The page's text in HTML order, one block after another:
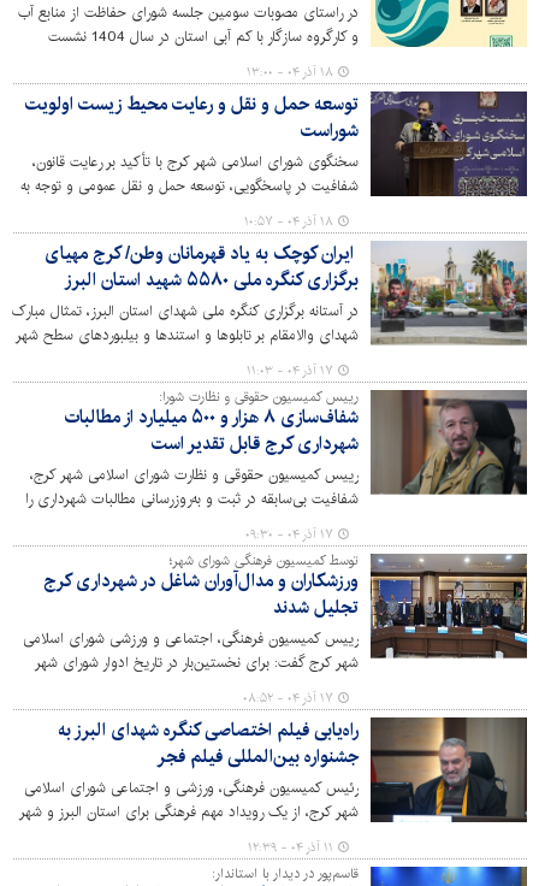
در راستای مصوبات سومین جلسه شورای حفاظت از منابع آب
و کارگروه سازگار با کم آبی استان در سال 1404 نشست
تخصصی بحران آب و آینده فضای سبز شهری به همت سازمان
سیما، منظر و فضای سبز شهری شهرداری کرج برگزار می‌شود.
۱۸ آذر ۰۴ - ۱۳:۰۰
توسعه حمل و نقل و رعایت محیط زیست اولویت
شوراست
سخنگوی شورای اسلامی شهر کرج با تأکید بر رعایت قانون،
شفافیت در پاسخگویی، توسعه حمل و نقل عمومی و توجه به
محیط زیست، گزارشی از مصوبات و اقدامات شورا ارائه و بر
شفافیت پاسخگویی مدیران اجرایی تأکید کرد.
۱۸ آذر ۰۴ - ۱۰:۵۷
ایران کوچک به یاد قهرمانان وطن/ کرج مهیای
برگزاری کنگره ملی ۵۵۸۰ شهید استان البرز
در آستانه برگزاری کنگره ملی شهدای استان البرز، تمثال مبارک
شهدای والامقام بر تابلوها و استندها و بیلبوردهای سطح شهر
نقش بسته و عطر ناب فرهنگ‌ ایثار و شهادت در محله به محله
ایران کوچک پیچیده است؛ اتفاقی مبارک در راه است!
۱۷ آذر ۰۴ - ۱۱:۰۳
رییس کمیسیون حقوقی و نظارت شورا:
شفاف‌سازی ۸ هزار و ۵۰۰ میلیارد از مطالبات
شهرداری کرج قابل تقدیر است
رییس کمیسیون حقوقی و نظارت شورای اسلامی شهر کرج،
شفافیت بی‌سابقه در ثبت و به‌روزرسانی مطالبات شهرداری را
نتیجه پیگیری‌های مستمر شورا و تلاش مجموعه حقوقی و
درآمدی شهرداری دانست و این اقدام را «قابل تقدیر» توصیف
کرد.
۱۷ آذر ۰۴ - ۰۹:۳۰
توسط کمیسیون فرهنگی شورای شهر؛
ورزشکاران و مدال‌آوران شاغل در شهرداری کرج
تجلیل شدند
رییس کمیسیون فرهنگی، اجتماعی و ورزشی شورای اسلامی
شهر کرج گفت: برای نخستین‌بار در تاریخ ادوار شورای شهر
کرج، از ورزشکاران، نام‌آوران و مدال‌آوران مسابقات آسیایی و
جهانی که به‌عنوان همکاران شهرداری کرج فعالیت می‌کنند،
تقدیر به‌عمل آمد.
۱۷ آذر ۰۴ - ۰۸:۵۲
راه‌یابی فیلم اختصاصی کنگره شهدای البرز به
جشنواره بین‌المللی فیلم فجر
رئیس کمیسیون فرهنگی، ورزشی و اجتماعی شورای اسلامی
شهر کرج، از یک رویداد مهم فرهنگی برای استان البرز و شهر
کرج خبر داد و گفت: فیلم سینمایی بلند اختصاصی کنگره
شهدای استان البرز که با پشتیبانی کامل شهرداری کرج و بر
۱۱ آذر ۰۴ - ۱۲:۳۹
قاسم‌پور در دیدار با استاندار: